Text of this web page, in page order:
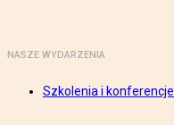
NASZE WYDARZENIA
Szkolenia i konferencje